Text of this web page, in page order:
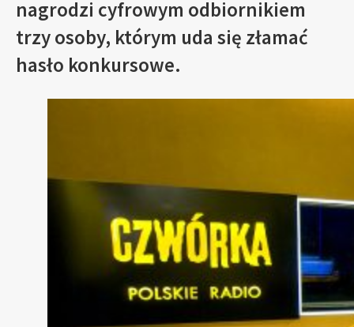
nagrodzi cyfrowym odbiornikiem
trzy osoby, którym uda się złamać
hasło konkursowe.